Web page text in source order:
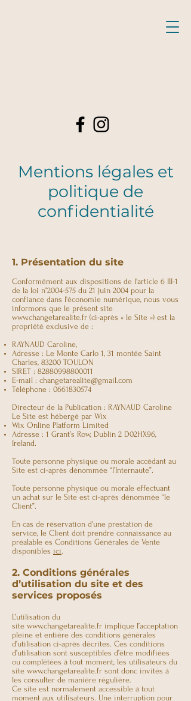
Mentions légales et
politique de
confidentialité
1. Présentation du site
Conformément aux dispositions de l'article 6 III-1
de la loi n°2004-575 du 21 juin 2004 pour la
confiance dans l'économie numérique, nous vous
informons que le présent site
www.changetarealite.fr (ci-après « le Site ») est la
propriété exclusive de :
RAYNAUD Caroline,
Adresse : Le Monte Carlo 1, 31 montée Saint
Charles, 83200 TOULON
SIRET : 82880998800011
E-mail : changetarealite@gmail.com
Téléphone : 0661830574
Directeur de la Publication : RAYNAUD Caroline
Le Site est hébergé par Wix
Wix Online Platform Limited
Adresse : 1 Grant’s Row, Dublin 2 D02HX96,
Ireland.
Toute personne physique ou morale accédant au
Site est ci-après dénommée “l’Internaute”.
Toute personne physique ou morale effectuant
un achat sur le Site est ci-après dénommée “le
Client”.
En cas de réservation d'une prestation de
service, le Client doit prendre connaissance au
préalable es Conditions Générales de Vente
disponibles ici.
2. Conditions générales
d’utilisation du site et des
services proposés
L’utilisation du
site www.changetarealite.fr implique l’acceptation
pleine et entière des conditions générales
d’utilisation ci-après décrites. Ces conditions
d’utilisation sont susceptibles d’être modifiées
ou complétées à tout moment, les utilisateurs du
site www.changetarealite.fr sont donc invités à
les consulter de manière régulière.
Ce site est normalement accessible à tout
moment aux utilisateurs. Une interruption pour